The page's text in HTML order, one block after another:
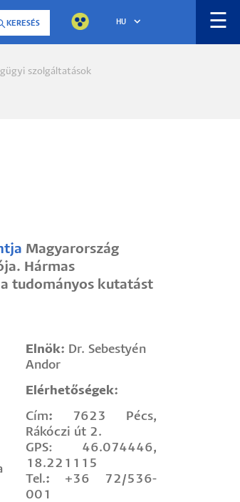
KERESÉS HU ☰
szolgáltatások
Magyarország
Hármas
tudományos kutatást
Elnök: Dr. Sebestyén
Andor
Elérhetőségek:
Cím:
7623 Pécs,
Rákóczi út 2.
GPS: 46.074446,
18.221115
Tel.: +36 72/536-
001